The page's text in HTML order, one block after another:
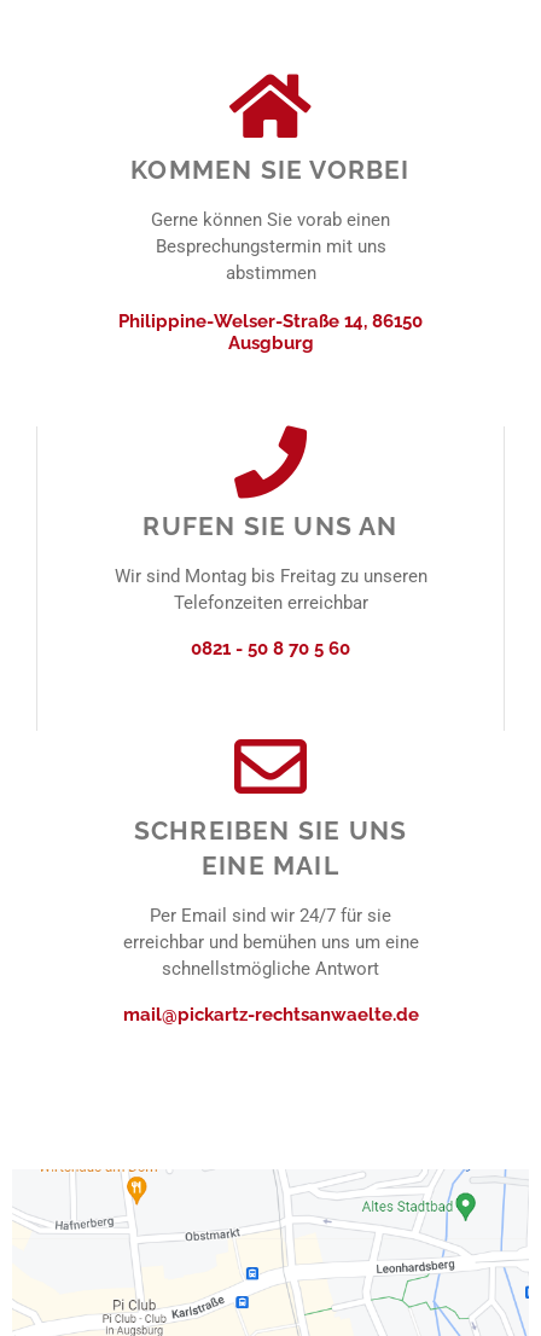
KOMMEN SIE VORBEI
Gerne können Sie vorab einen
Besprechungstermin mit uns
abstimmen
Philippine-Welser-Straße 14, 86150
Ausgburg
RUFEN SIE UNS AN
Wir sind Montag bis Freitag zu unseren
Telefonzeiten erreichbar
0821 - 50 8 70 5 60
SCHREIBEN SIE UNS
EINE MAIL
Per Email sind wir 24/7 für sie
erreichbar und bemühen uns um eine
schnellstmögliche Antwort
mail@pickartz-rechtsanwaelte.de